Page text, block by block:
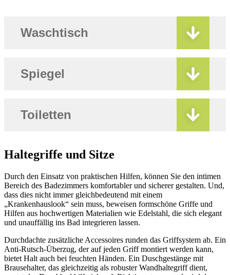
Waschtisch
Spiegel
Toiletten
Haltegriffe und Sitze
Durch den Einsatz von praktischen Hilfen, können Sie den intimen
Bereich des Badezimmers komfortabler und sicherer gestalten. Und,
dass dies nicht immer gleichbedeutend mit einem
„Krankenhauslook“ sein muss, beweisen formschöne Griffe und
Hilfen aus hochwertigen Materialien wie Edelstahl, die sich elegant
und unauffällig ins Bad integrieren lassen.
Durchdachte zusätzliche Accessoires runden das Griffsystem ab. Ein
Anti-Rutsch-Überzug, der auf jeden Griff montiert werden kann,
bietet Halt auch bei feuchten Händen. Ein Duschgestänge mit
Brausehalter, das gleichzeitig als robuster Wandhaltegriff dient,